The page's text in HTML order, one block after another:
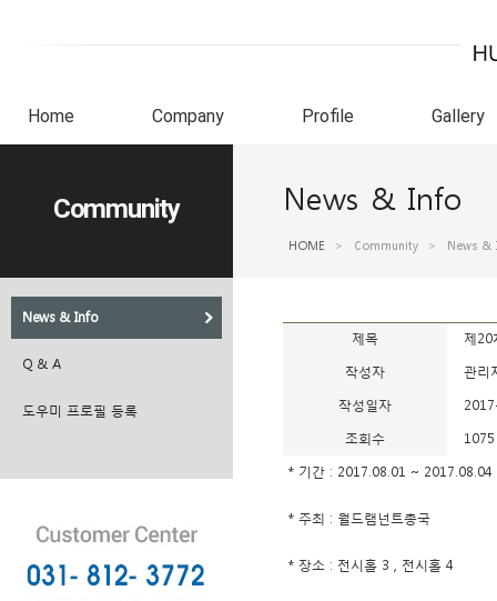
Home Company Profile Gallery
Community
News & Info
Q & A
도우미 프로필 등록
News & Info
HOME > Community > News &
제목 제20
작성자 관리
작성일자
조회수 1075
* 기간 : 2017.08.01 ~ 2017.08.04
* 주최 : 월드램넌트총국
* 장소 : 전시홀 3 , 전시홀 4